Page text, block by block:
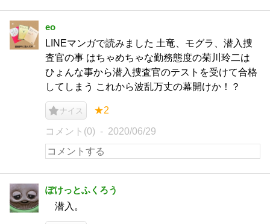
eo
LINEマンガで読みました 土竜、モグラ、潜入捜
査官の事 はちゃめちゃな勤務態度の菊川玲二は
ひょんな事から潜入捜査官のテストを受けて合格
してしまう これから波乱万丈の幕開けか！？
ナイス ★2
コメント(0) 2020/06/29
ぽけっとふくろう
潜入。